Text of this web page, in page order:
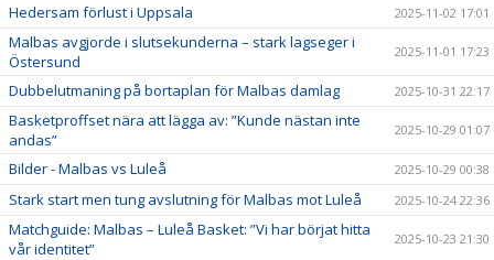
Hedersam förlust i Uppsala 2025-11-02 17:01
Malbas avgjorde i slutsekunderna – stark lagseger i
Östersund
2025-11-01 17:23
Dubbelutmaning på bortaplan för Malbas damlag 2025-10-31 22:17
Basketproffset nära att lägga av: ”Kunde nästan inte
andas”
2025-10-29 01:07
Bilder - Malbas vs Luleå 2025-10-29 00:38
Stark start men tung avslutning för Malbas mot Luleå 2025-10-24 22:36
Matchguide: Malbas – Luleå Basket: ”Vi har börjat hitta
vår identitet”
2025-10-23 21:30